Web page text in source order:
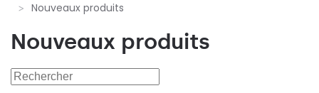
Nouveaux produits
Nouveaux produits